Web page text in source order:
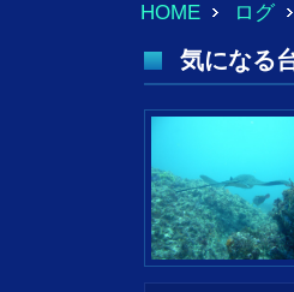
HOME ログ
気になる